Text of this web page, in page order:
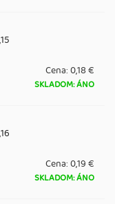
Cena:0,18 €
SKLADOM: ÁNO
Cena:0,19 €
SKLADOM: ÁNO